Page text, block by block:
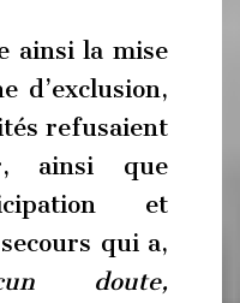
ainsi la mise
d’exclusion,
refusaient
ainsi que
et
qui a,
doute,